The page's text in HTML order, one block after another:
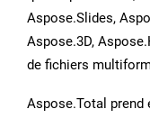
Aspose.Slides,
Aspose.3D,
de fichiers
Aspose.Total prend